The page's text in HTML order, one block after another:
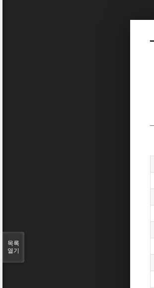
목록
열기
Sketchbook5, 스케치
Sketchbook5, 스케치